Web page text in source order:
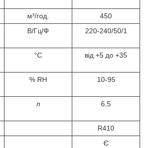
м³/год.
450
В/Гц/Ф 220-240/50/1
°С від +5 до +35
% RH 10-95
л 6,5
R410
Є